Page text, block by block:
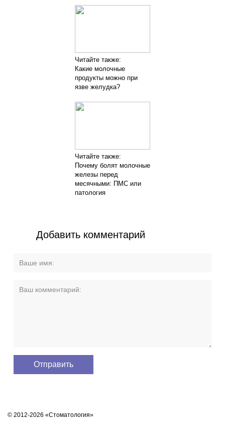
Читайте также:
Какие молочные
продукты можно при
язве желудка?
Читайте также:
Почему болят молочные
железы перед
месячными: ПМС или
патология
Добавить комментарий
© 2012-2026 «Стоматология»